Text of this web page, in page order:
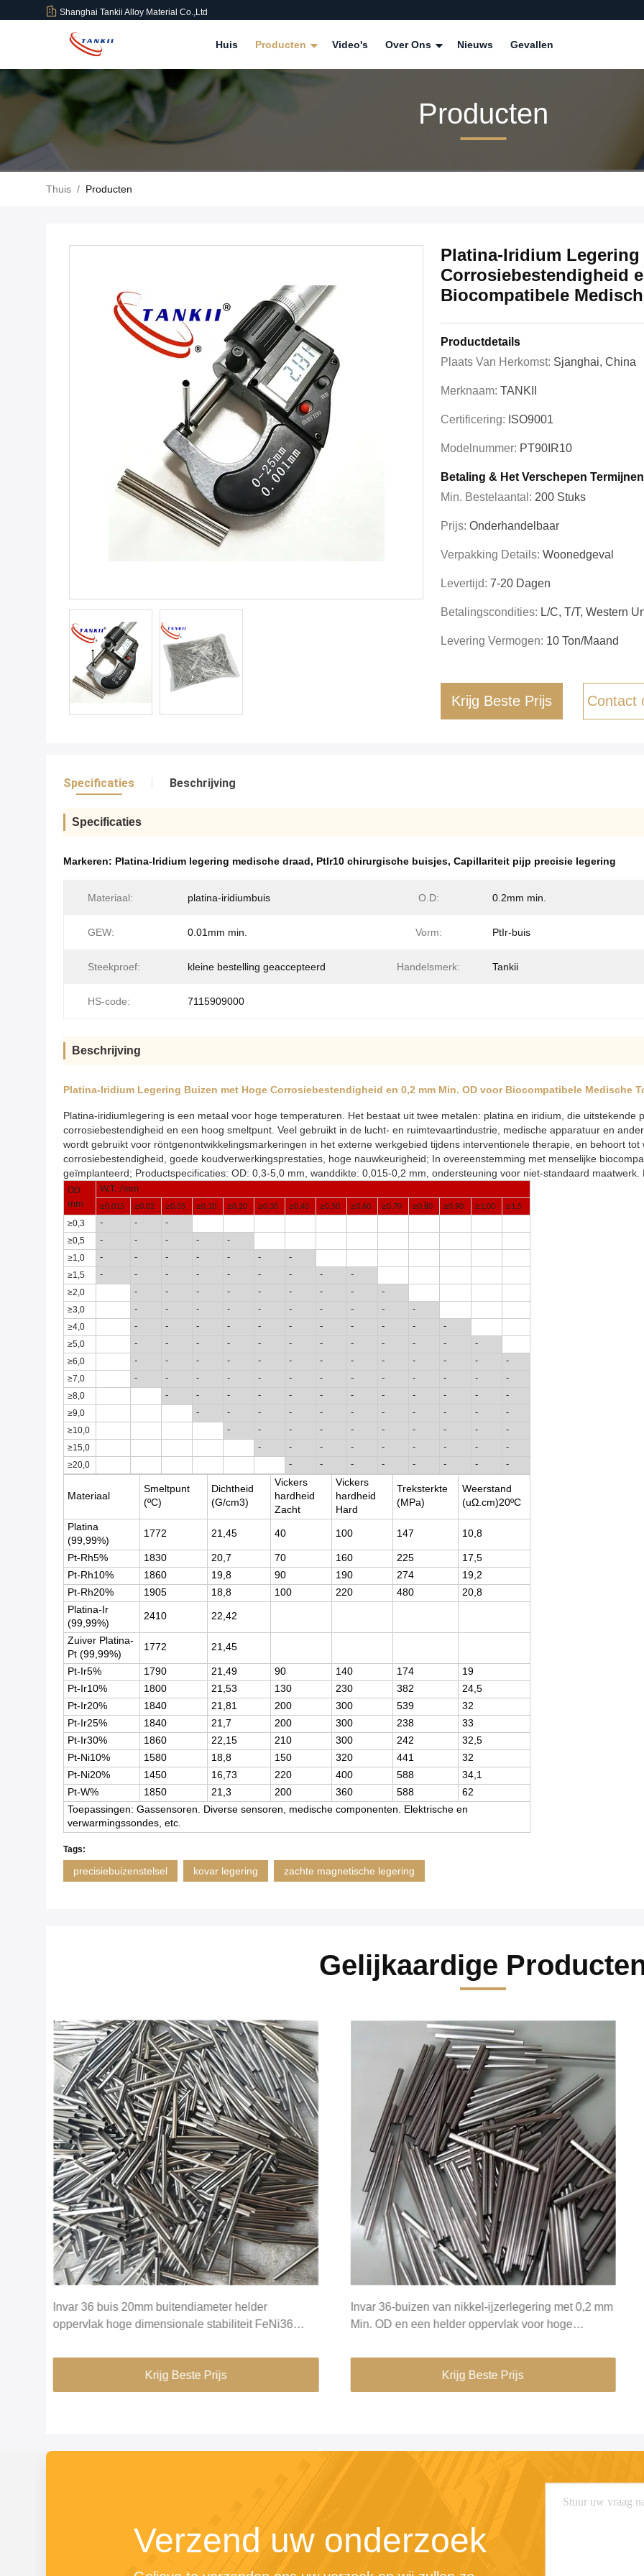
Shanghai Tankii Alloy Material Co.,Ltd
Huis Producten Video's Over Ons Nieuws Gevallen
Producten
Thuis / Producten
Platina-Iridium
Corrosiebestendigheid
Biocompatibele
Productdetails
Plaats Van Herkomst: Sjanghai, China
Merknaam: TANKII
Certificering: ISO9001
Modelnummer: PT90IR10
Betaling & Het Verschepen Termijnen
Min. Bestelaantal: 200 Stuks
Prijs: Onderhandelbaar
Verpakking Details: Woonedgeval
Levertijd: 7-20 Dagen
Betalingscondities: L/C, T/T, Western
Levering Vermogen: 10 Ton/maand
Krijg Beste Prijs Contact
Specificaties Beschrijving
Specificaties
Markeren: Platina-Iridium legering medische draad, PtIr10 chirurgische buisjes, Capillariteit pijp precisie legering
Materiaal: platina-iridiumbuis O.D: 0.2mm min.
GEW: 0.01mm min. Vorm: PtIr-buis
Steekproef: kleine bestelling geaccepteerd Handelsmerk: Tankii
HS-code: 7115909000
Beschrijving
Platina-Iridium Legering Buizen met Hoge Corrosiebestendigheid en 0,2 mm Min. OD voor Biocompatibele Medische
Platina-iridiumlegering is een metaal voor hoge temperaturen. Het bestaat uit twee metalen: platina en iridium, die uitstekende
corrosiebestendigheid en een hoog smeltpunt. Veel gebruikt in de lucht- en ruimtevaartindustrie, medische apparatuur en
wordt gebruikt voor röntgenontwikkelingsmarkeringen in het externe werkgebied tijdens interventionele therapie, en behoort
corrosiebestendigheid, goede koudverwerkingsprestaties, hoge nauwkeurigheid; In overeenstemming met menselijke
geïmplanteerd; Productspecificaties: OD: 0,3-5,0 mm, wanddikte: 0,015-0,2 mm, ondersteuning voor niet-standaard maatwerk.
OD
mm
W.T. /mm
≥0,015 ≥0,02 ≥0,05 ≥0,10 ≥0,20 ≥0,30 ≥0,40 ≥0,50 ≥0,60 ≥0,70 ≥0,80 ≥0,90 ≥1,00 ≥1,5
≥0,3 - - -
≥0,5 - - - - -
≥1,0 - - - - - - -
≥1,5 - - - - - - - - -
≥2,0 - - - - - - - - -
≥3,0 - - - - - - - - - -
≥4,0 - - - - - - - - - - -
≥5,0 - - - - - - - - - - - -
≥6,0 - - - - - - - - - - - - -
≥7,0 - - - - - - - - - - - - -
≥8,0 - - - - - - - - - - - -
≥9,0 - - - - - - - - - - -
≥10,0 - - - - - - - - - -
≥15,0 - - - - - - - - -
≥20,0 - - - - - - - -
Materiaal
Smeltpunt
(ºC)
Dichtheid
(G/cm3)
Vickers
hardheid
Zacht
Vickers
hardheid
Hard
Treksterkte
(MPa)
Weerstand
(uΩ.cm)20ºC
Platina
(99,99%)
1772 21,45 40 100 147 10,8
Pt-Rh5% 1830 20,7 70 160 225
17,5
Pt-Rh10%
1860 19,8 90 190 274
19,2
Pt-Rh20%
1905 18,8 100 220 480
20,8
Platina-Ir
(99,99%)
2410 22,42
Zuiver Platina-
Pt (99,99%)
1772 21,45
Pt-Ir5% 1790 21,49 90 140 174
19
Pt-Ir10%
1800 21,53 130 230 382
24,5
Pt-Ir20%
1840 21,81 200 300 539
32
Pt-Ir25%
1840 21,7 200 300 238
33
Pt-Ir30%
1860 22,15 210 300 242
32,5
Pt-Ni10%
1580 18,8 150 320 441
32
Pt-Ni20%
1450 16,73 220 400 588
34,1
Pt-W%
1850 21,3 200 360 588
62
Toepassingen: Gassensoren. Diverse sensoren, medische componenten. Elektrische en
verwarmingssondes, etc.
Tags:
precisiebuizenstelsel kovar legering zachte magnetische legering
Gelijkaardige
Invar 36 buis 20mm buitendiameter helder
oppervlak hoge dimensionale stabiliteit FeNi36
Krijg Beste Prijs
Invar 36-buizen van nikkel-ijzerlegering met 0,2 mm
Min. OD en een helder oppervlak voor hoge
Krijg Beste Prijs
Verzend uw onderzoek